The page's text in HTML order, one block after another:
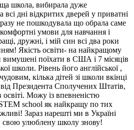
школа, вибирала дуже
дні відкритих дверей у приватні
не пошкодувала що обрала саме
умови для навчання і
дружні, і мій син всі два роки
Якість освіти- на найкращому
вимушені поїхати в США і 7 місяців
школи. Рівень його англійської ,
кілька дітей зі школи вкінці
Президента Сполучених Штатів,
Можу із впевненістю
school як найкращу по тих
Зараз нарешті ми в Україні
свою улюблену школу знову!